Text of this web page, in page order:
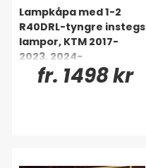
Lampkåpa med 1-2
R40DRL-tyngre instegs
lampor, KTM 2017-
2023, 2024-
fr. 1498 kr